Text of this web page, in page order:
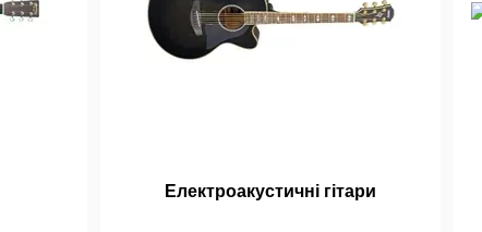
Електроакустичні гітари